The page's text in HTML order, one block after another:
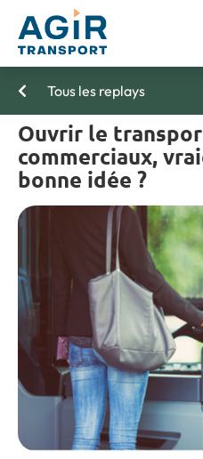
Tous les replays
Ouvrir le
commerciaux,
bonne idée ?